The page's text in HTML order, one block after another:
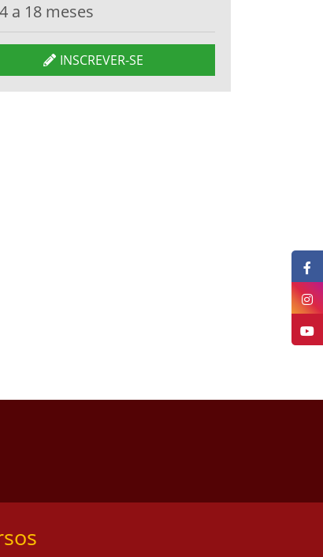
4 a 18 meses
INSCREVER-SE